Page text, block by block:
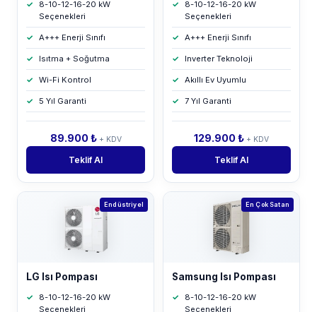
8-10-12-16-20 kW
Seçenekleri
A+++ Enerji Sınıfı
Isıtma + Soğutma
Wi-Fi Kontrol
5 Yıl Garanti
89.900 ₺ + KDV
Teklif Al
8-10-12-16-20 kW
Seçenekleri
A+++ Enerji Sınıfı
Inverter Teknoloji
Akıllı Ev Uyumlu
7 Yıl Garanti
129.900 ₺ + KDV
Teklif Al
Endüstriyel
LG Isı Pompası
8-10-12-16-20 kW
Seçenekleri
En Çok Satan
Samsung Isı Pompası
8-10-12-16-20 kW
Seçenekleri